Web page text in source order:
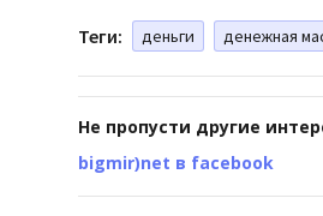
Теги: деньги денежная
Не пропусти другие
bigmir)net в facebook